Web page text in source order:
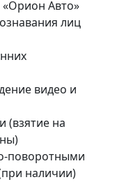
Авто»
лиц
видео и
(взятие на
поворотными
наличии)